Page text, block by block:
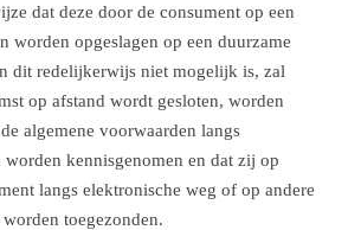
dat deze door de consument op een
worden opgeslagen op een duurzame
dit redelijkerwijs niet mogelijk is, zal
op afstand wordt gesloten, worden
algemene voorwaarden langs
kennisgenomen en dat zij op
langs elektronische weg of op andere
toegezonden.